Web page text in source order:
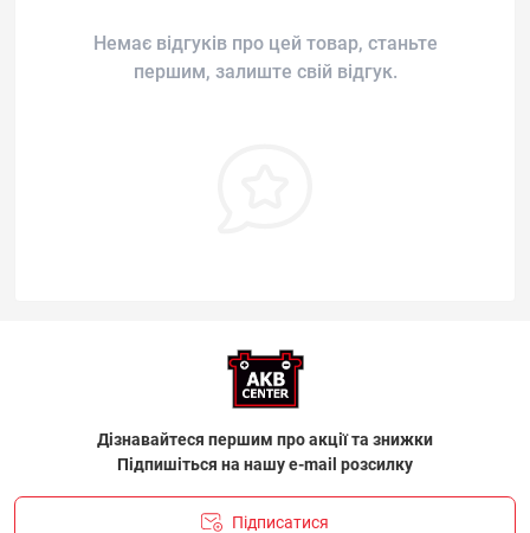
Немає відгуків про цей товар, станьте
першим, залиште свій відгук.
Дізнавайтеся першим про акції та знижки
Підпишіться на нашу e-mail розсилку
Підписатися